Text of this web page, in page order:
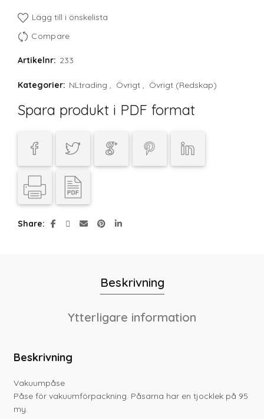
Lägg till i önskelista
Compare
Artikelnr: 233
Kategorier: NLtrading , Övrigt , Övrigt (Redskap)
Spara produkt i PDF format
Share
Beskrivning
Ytterligare information
Beskrivning
Vakuumpåse
Påse för vakuumförpackning. Påsarna har en tjocklek på 95
my.